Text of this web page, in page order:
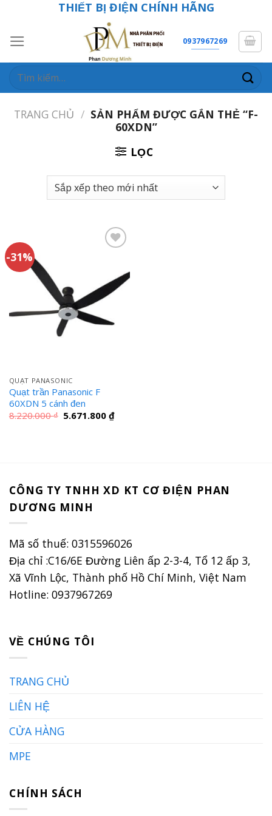
content
THIẾT BỊ ĐIỆN CHÍNH HÃNG
0937967269
Tìm
TRANG CHỦ / SẢN PHẨM ĐƯỢC GẮN THẺ “F-
60XDN”
LỌC
-31%
QUẠT PANASONIC
Quạt trần Panasonic F
60XDN 5 cánh đen
8.220.000₫ Giá
5.671.800₫Giá
CÔNG TY TNHH XD KT CƠ ĐIỆN PHAN
DƯƠNG MINH
Mã số thuế: 0315596026
Địa chỉ :C16/6E Đường Liên ấp 2-3-4, Tổ 12 ấp 3,
Xã Vĩnh Lộc, Thành phố Hồ Chí Minh, Việt Nam
Hotline: 0937967269
VỀ CHÚNG TÔI
TRANG CHỦ
LIÊN HỆ
CỬA HÀNG
MPE
CHÍNH SÁCH